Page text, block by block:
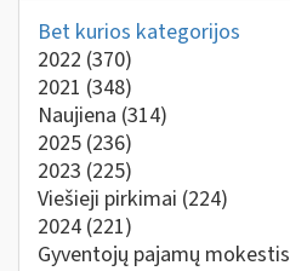
Bet kurios kategorijos
2022 (370)
2021 (348)
Naujiena (314)
2025 (236)
2023 (225)
Viešieji pirkimai (224)
2024 (221)
Gyventojų pajamų mokestis